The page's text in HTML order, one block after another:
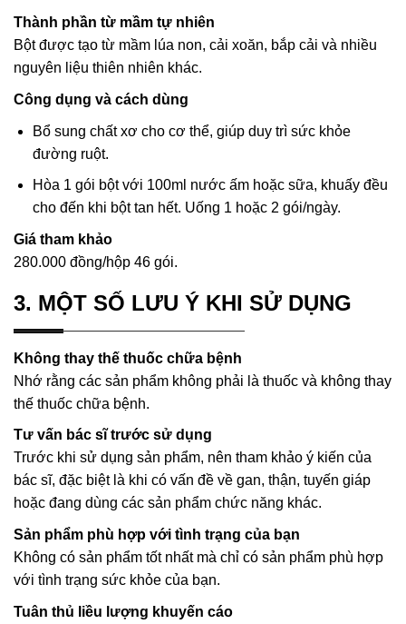
Thành phần từ mầm tự nhiên
Bột được tạo từ mầm lúa non, cải xoăn, bắp cải và nhiều
nguyên liệu thiên nhiên khác.
Công dụng và cách dùng
Bổ sung chất xơ cho cơ thể, giúp duy trì sức khỏe
đường ruột.
Hòa 1 gói bột với 100ml nước ấm hoặc sữa, khuấy đều
cho đến khi bột tan hết. Uống 1 hoặc 2 gói/ngày.
Giá tham khảo
280.000 đồng/hộp 46 gói.
3. MỘT SỐ LƯU Ý KHI SỬ DỤNG
Không thay thế thuốc chữa bệnh
Nhớ rằng các sản phẩm không phải là thuốc và không thay
thế thuốc chữa bệnh.
Tư vấn bác sĩ trước sử dụng
Trước khi sử dụng sản phẩm, nên tham khảo ý kiến của
bác sĩ, đặc biệt là khi có vấn đề về gan, thận, tuyến giáp
hoặc đang dùng các sản phẩm chức năng khác.
Sản phẩm phù hợp với tình trạng của bạn
Không có sản phẩm tốt nhất mà chỉ có sản phẩm phù hợp
với tình trạng sức khỏe của bạn.
Tuân thủ liều lượng khuyến cáo